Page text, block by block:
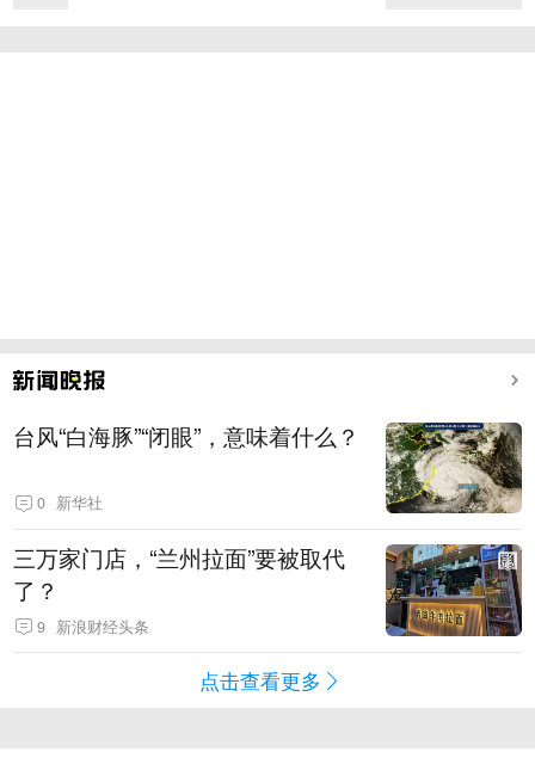
台风“白海豚”“闭眼”，意味着什么？
0 新华社
三万家门店，“兰州拉面”要被取代
了？
9 新浪财经头条
点击查看更多